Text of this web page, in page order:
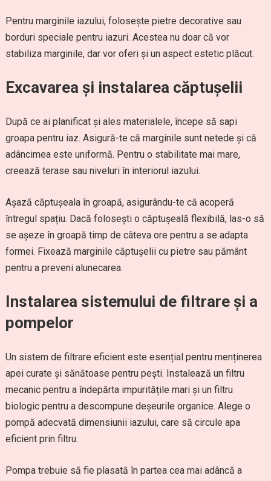
Pentru marginile iazului, folosește pietre decorative sau
borduri speciale pentru iazuri. Acestea nu doar că vor
stabiliza marginile, dar vor oferi și un aspect estetic plăcut.
Excavarea și instalarea căptușelii
După ce ai planificat și ales materialele, începe să sapi
groapa pentru iaz. Asigură-te că marginile sunt netede și că
adâncimea este uniformă. Pentru o stabilitate mai mare,
creează terase sau niveluri în interiorul iazului.
Așază căptușeala în groapă, asigurându-te că acoperă
întregul spațiu. Dacă folosești o căptușeală flexibilă, las-o să
se așeze în groapă timp de câteva ore pentru a se adapta
formei. Fixează marginile căptușelii cu pietre sau pământ
pentru a preveni alunecarea.
Instalarea sistemului de filtrare și a
pompelor
Un sistem de filtrare eficient este esențial pentru menținerea
apei curate și sănătoase pentru pești. Instalează un filtru
mecanic pentru a îndepărta impuritățile mari și un filtru
biologic pentru a descompune deșeurile organice. Alege o
pompă adecvată dimensiunii iazului, care să circule apa
eficient prin filtru.
Pompa trebuie să fie plasată în partea cea mai adâncă a